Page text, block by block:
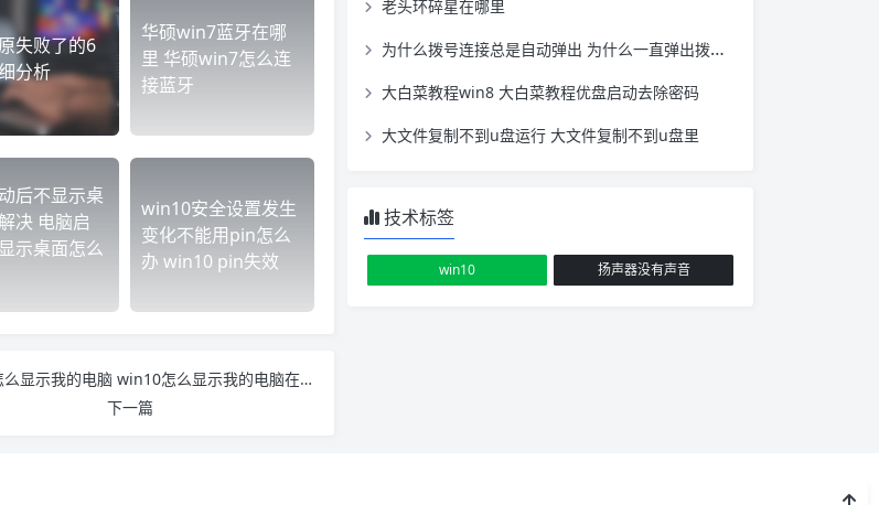
失败了的6
分析
华硕win7蓝牙在哪
里 华硕win7怎么连
接蓝牙
后不显示桌
决 电脑启
示桌面怎么
win10安全设置发生
变化不能用pin怎么
办 win10 pin失效
win10怎么显示我的电脑 win10怎么显示我的电脑在桌面
下一篇
老头环碎星在哪里
为什么拨号连接总是自动弹出 为什么一直弹出拨号连接
大白菜教程win8 大白菜教程优盘启动去除密码
大文件复制不到u盘运行 大文件复制不到u盘里
技术标签
win10 扬声器没有声音